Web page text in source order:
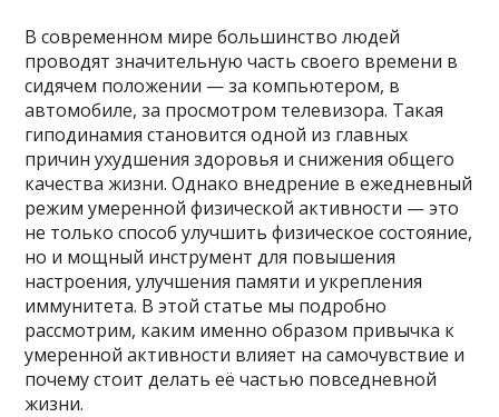
В современном мире большинство людей
проводят значительную часть своего времени в
сидячем положении — за компьютером, в
автомобиле, за просмотром телевизора. Такая
гиподинамия становится одной из главных
причин ухудшения здоровья и снижения общего
качества жизни. Однако внедрение в ежедневный
режим умеренной физической активности — это
не только способ улучшить физическое состояние,
но и мощный инструмент для повышения
настроения, улучшения памяти и укрепления
иммунитета. В этой статье мы подробно
рассмотрим, каким именно образом привычка к
умеренной активности влияет на самочувствие и
почему стоит делать её частью повседневной
жизни.